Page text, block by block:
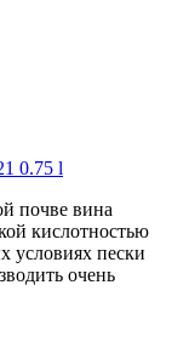
почве вина
кислотностью
условиях пески
очень